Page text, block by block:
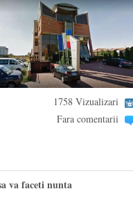
1758 Vizualizari
Fara comentarii
va faceti nunta